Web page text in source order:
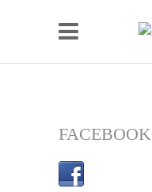
FACEBOOK